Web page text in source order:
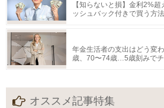
【知らないと損】金利2%
ッシュバック付きで買う方法
年金生活者の支出はどう変
歳、70〜74歳…5歳刻みでチ
オススメ記事特集